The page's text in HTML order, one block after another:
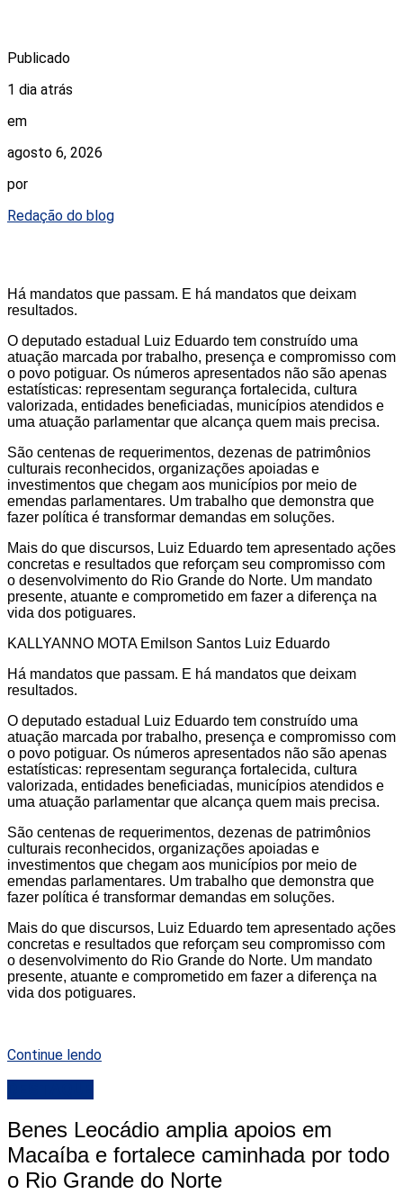
Publicado
1 dia atrás
em
agosto 6, 2026
por
Redação do blog
Há mandatos que passam. E há mandatos que deixam
resultados.
O deputado estadual Luiz Eduardo tem construído uma
atuação marcada por trabalho, presença e compromisso com
o povo potiguar. Os números apresentados não são apenas
estatísticas: representam segurança fortalecida, cultura
valorizada, entidades beneficiadas, municípios atendidos e
uma atuação parlamentar que alcança quem mais precisa.
São centenas de requerimentos, dezenas de patrimônios
culturais reconhecidos, organizações apoiadas e
investimentos que chegam aos municípios por meio de
emendas parlamentares. Um trabalho que demonstra que
fazer política é transformar demandas em soluções.
Mais do que discursos, Luiz Eduardo tem apresentado ações
concretas e resultados que reforçam seu compromisso com
o desenvolvimento do Rio Grande do Norte. Um mandato
presente, atuante e comprometido em fazer a diferença na
vida dos potiguares.
KALLYANNO MOTA Emilson Santos Luiz Eduardo
Há mandatos que passam. E há mandatos que deixam
resultados.
O deputado estadual Luiz Eduardo tem construído uma
atuação marcada por trabalho, presença e compromisso com
o povo potiguar. Os números apresentados não são apenas
estatísticas: representam segurança fortalecida, cultura
valorizada, entidades beneficiadas, municípios atendidos e
uma atuação parlamentar que alcança quem mais precisa.
São centenas de requerimentos, dezenas de patrimônios
culturais reconhecidos, organizações apoiadas e
investimentos que chegam aos municípios por meio de
emendas parlamentares. Um trabalho que demonstra que
fazer política é transformar demandas em soluções.
Mais do que discursos, Luiz Eduardo tem apresentado ações
concretas e resultados que reforçam seu compromisso com
o desenvolvimento do Rio Grande do Norte. Um mandato
presente, atuante e comprometido em fazer a diferença na
vida dos potiguares.
Continue lendo
Benes Leocádio amplia apoios em
Macaíba e fortalece caminhada por todo
o Rio Grande do Norte